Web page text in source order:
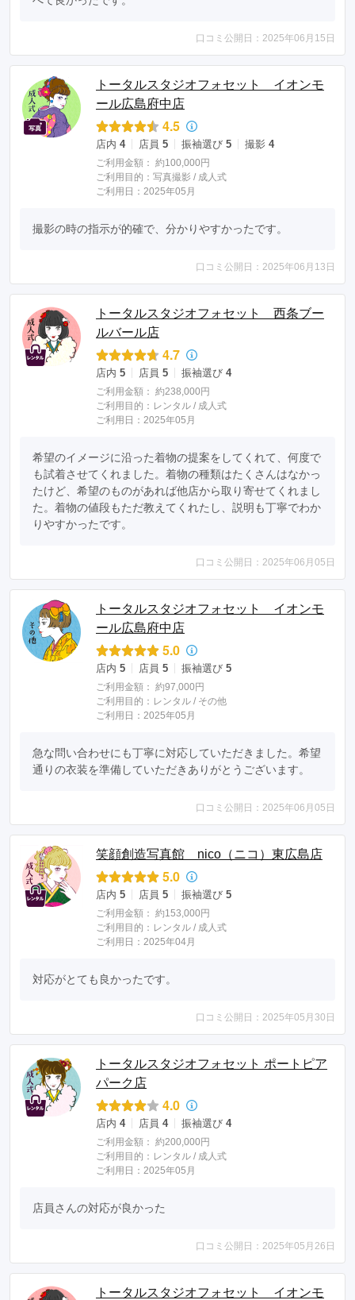
口コミ公開日：2025年06月15日
トータルスタジオフォセット イオンモ
ール広島府中店
4.5
店内 4 店員 5 振袖選び 5 撮影 4
ご利用金額： 約100,000円
ご利用目的： 写真撮影 / 成人式
ご利用日：2025年05月
撮影の時の指示が的確で、分かりやすかったです。
口コミ公開日：2025年06月13日
トータルスタジオフォセット 西条ブー
ルバール店
4.7
店内 5 店員 5 振袖選び 4
ご利用金額： 約238,000円
ご利用目的： レンタル / 成人式
ご利用日：2025年05月
希望のイメージに沿った着物の提案をしてくれて、何度で
も試着させてくれました。着物の種類はたくさんはなかっ
たけど、希望のものがあれば他店から取り寄せてくれまし
た。着物の値段もただ教えてくれたし、説明も丁寧でわか
りやすかったです。
口コミ公開日：2025年06月05日
トータルスタジオフォセット イオンモ
ール広島府中店
5.0
店内 5 店員 5 振袖選び 5
ご利用金額： 約97,000円
ご利用目的： レンタル / その他
ご利用日：2025年05月
急な問い合わせにも丁寧に対応していただきました。希望
通りの衣装を準備していただきありがとうございます。
口コミ公開日：2025年06月05日
笑顔創造写真館 nico（ニコ）東広島店
5.0
店内 5 店員 5 振袖選び 5
ご利用金額： 約153,000円
ご利用目的： レンタル / 成人式
ご利用日：2025年04月
対応がとても良かったです。
口コミ公開日：2025年05月30日
トータルスタジオフォセット ポートピア
パーク店
4.0
店内 4 店員 4 振袖選び 4
ご利用金額： 約200,000円
ご利用目的： レンタル / 成人式
ご利用日：2025年05月
店員さんの対応が良かった
口コミ公開日：2025年05月26日
トータルスタジオフォセット イオンモ